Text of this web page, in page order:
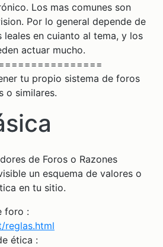
Los mas comunes son
Por lo general depende de
leales en cuianto al tema, y los
actuar mucho.
tu propio sistema de foros
o similares.
de Foros o Razones
un esquema de valores o
en tu sitio.
foro :
reglas.html
ética :